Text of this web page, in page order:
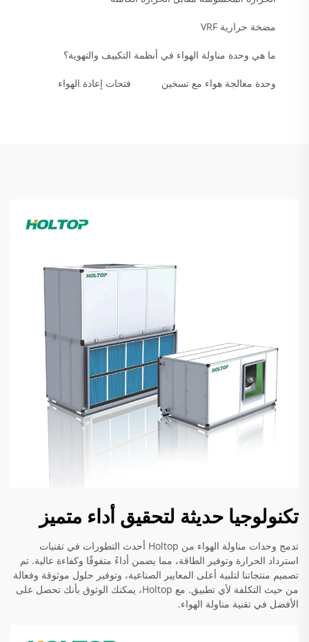
مضخة حرارية VRF
ما هي وحدة مناولة الهواء في أنظمة التكييف والتهوية؟
وحدة معالجة هواء مع تسخين فتحات إعادة الهواء
تكنولوجيا حديثة لتحقيق أداء متميز
تدمج وحدات مناولة الهواء من Holtop أحدث التطورات في تقنيات
استرداد الحرارة وتوفير الطاقة، مما يضمن أداءً متفوقًا وكفاءة عالية. تم
تصميم منتجاتنا لتلبية أعلى المعايير الصناعية، وتوفير حلول موثوقة وفعالة
من حيث التكلفة لأي تطبيق. مع Holtop، يمكنك الوثوق بأنك تحصل على
الأفضل في تقنية مناولة الهواء.